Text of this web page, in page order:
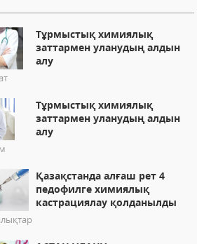
Тұрмыстық химиялық
заттармен уланудың алдын
алу
Тұрмыстық химиялық
заттармен уланудың алдын
алу
Қазақстанда алғаш рет 4
педофилге химиялық
кастрациялау қолданылды